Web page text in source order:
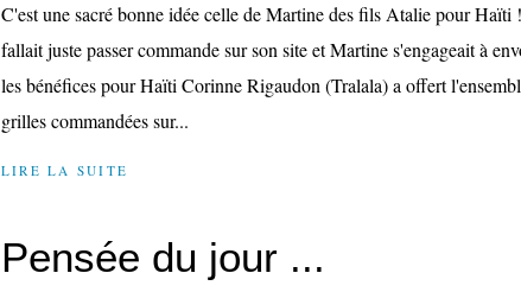
C'est une sacré bonne idée celle de Martine des fils Atalie pour Haïti
fallait juste passer commande sur son site et Martine s'engageait à
les bénéfices pour Haïti Corinne Rigaudon (Tralala) a offert
grilles commandées sur...
LIRE LA SUITE
Pensée du jour ...